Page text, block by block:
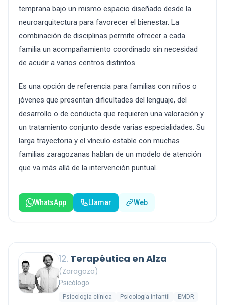
temprana bajo un mismo espacio diseñado desde la
neuroarquitectura para favorecer el bienestar. La
combinación de disciplinas permite ofrecer a cada
familia un acompañamiento coordinado sin necesidad
de acudir a varios centros distintos.
Es una opción de referencia para familias con niños o
jóvenes que presentan dificultades del lenguaje, del
desarrollo o de conducta que requieren una valoración y
un tratamiento conjunto desde varias especialidades. Su
larga trayectoria y el vínculo estable con muchas
familias zaragozanas hablan de un modelo de atención
que va más allá de la intervención puntual.
WhatsApp Llamar Web
12. Terapéutica en Alza
(Zaragoza)
Psicólogo
Psicología clínica Psicología infantil
EMDR